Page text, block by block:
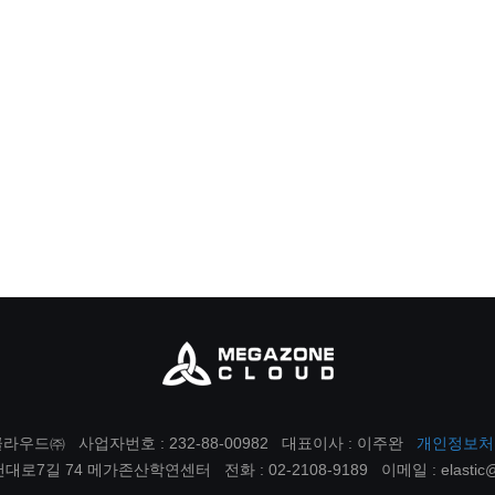
우드㈜ 사업자번호 : 232-88-00982 대표이사 : 이주완
개인정보
로7길 74 메가존산학연센터
전화 : 02-2108-9189 이메일 :